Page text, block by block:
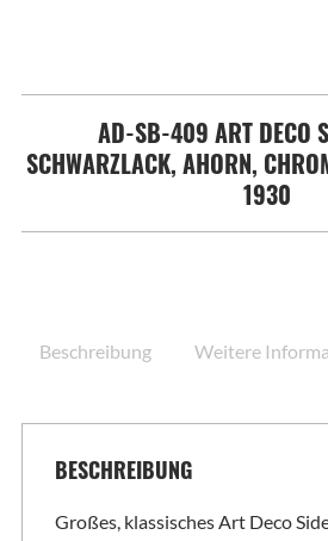
AD-SB-409 ART DECO
SCHWARZLACK, AHORN,
1930
Beschreibung Weitere
BESCHREIBUNG
Großes, klassisches Art Deco